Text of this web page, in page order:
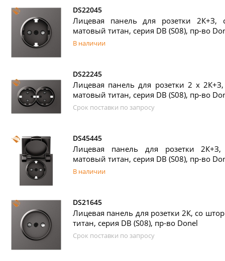
DS22045
Лицевая панель для розетки 2К+З,
матовый титан, серия DB (S08), пр-во
В наличии
DS22245
Лицевая панель для розетки 2 х
матовый титан, серия DB (S08), пр-во
Срок поставки по запросу
DS45445
Лицевая панель для розетки
матовый титан, серия DB (S08), пр-во
В наличии
DS21645
Лицевая панель для розетки 2К, со
титан, серия DB (S08), пр-во Donel
Срок поставки по запросу